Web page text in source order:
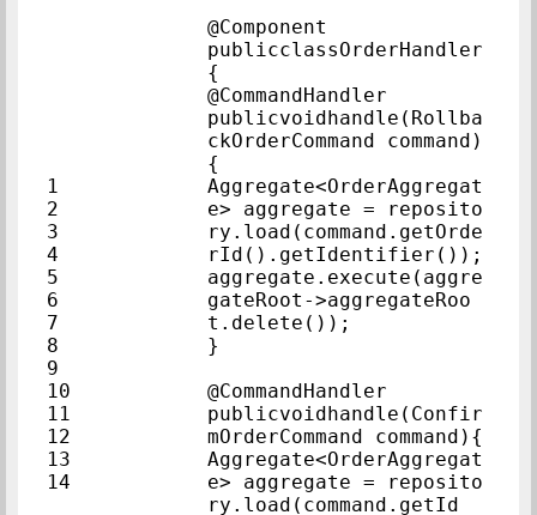
1
2
3
4
5
6
7
8
9
10
11
12
13
14
@Component
publicclassOrderHandler
{
publicvoidhandle(Rollba
ckOrderCommand command)
{
Aggregate<OrderAggregat
e> aggregate = reposito
ry.load(command.getOrde
aggregate.execute(aggre
gateRoot->aggregateRoo
}
publicvoidhandle(Confir
Aggregate<OrderAggregat
e> aggregate = reposito
ry.load(command.getId